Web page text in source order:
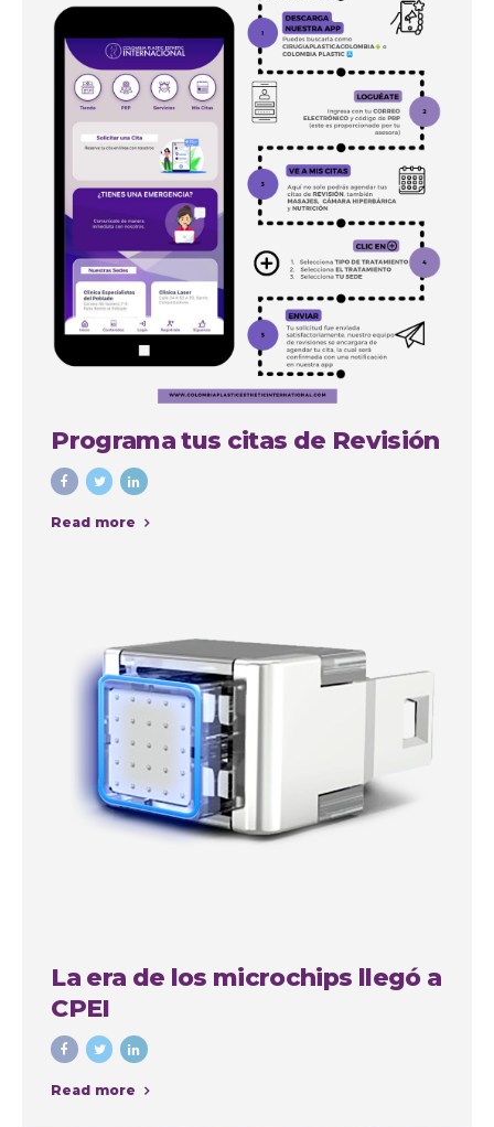
Programa tus citas de Revisión
Read more
La era de los microchips llegó a
CPEI
Read more